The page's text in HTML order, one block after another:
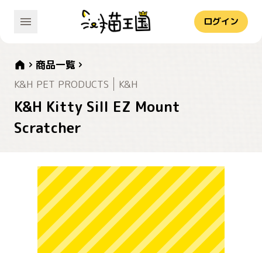
ログイン
商品一覧
K&H PET PRODUCTS
K&H
K&H Kitty Sill EZ Mount
Scratcher